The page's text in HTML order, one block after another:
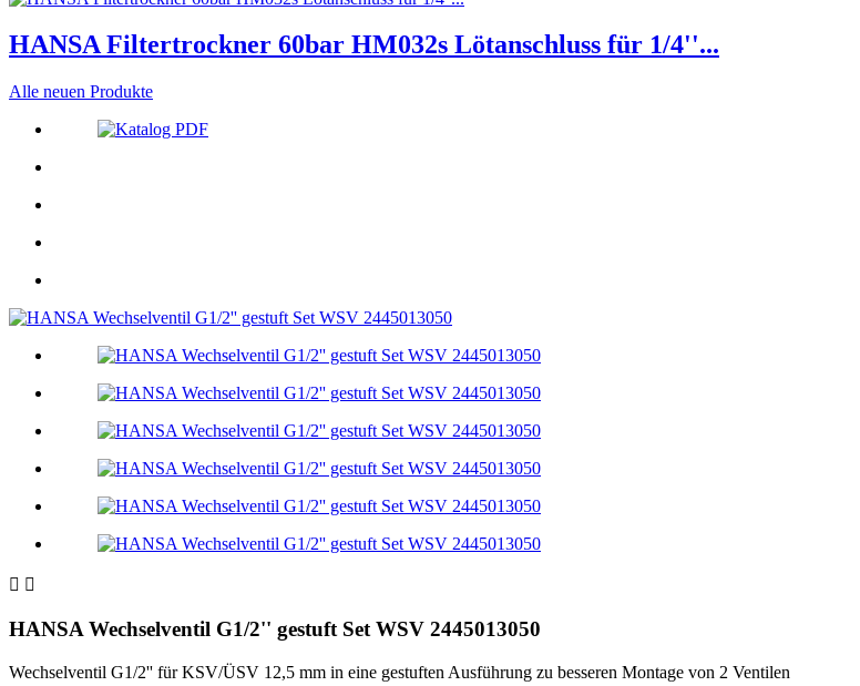
HANSA Filtertrockner 60bar HM032s Lötanschluss für 1/4''...
Alle neuen Produkte
 
HANSA Wechselventil G1/2'' gestuft Set WSV 2445013050
Wechselventil G1/2'' für KSV/ÜSV 12,5 mm in eine gestuften Ausführung zu besseren Montage von 2 Ventilen